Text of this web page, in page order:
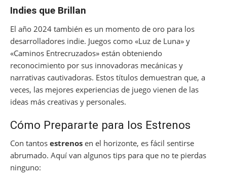
Indies que Brillan
El año 2024 también es un momento de oro para los
desarrolladores indie. Juegos como «Luz de Luna» y
«Caminos Entrecruzados» están obteniendo
reconocimiento por sus innovadoras mecánicas y
narrativas cautivadoras. Estos títulos demuestran que, a
veces, las mejores experiencias de juego vienen de las
ideas más creativas y personales.
Cómo Prepararte para los Estrenos
Con tantos estrenos en el horizonte, es fácil sentirse
abrumado. Aquí van algunos tips para que no te pierdas
ninguno: